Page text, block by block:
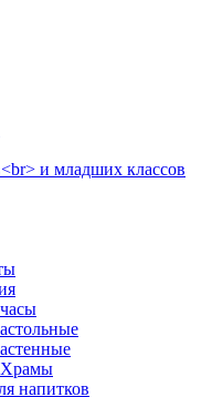
и младших классов
Храмы
напитков